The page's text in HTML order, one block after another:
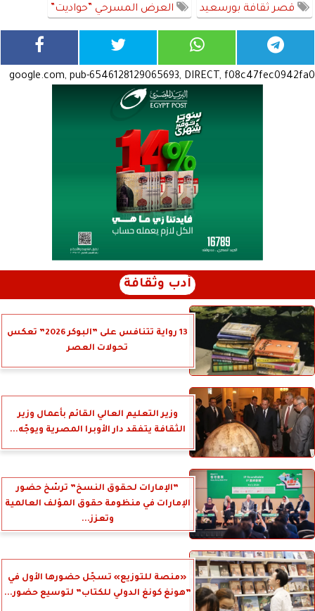
قصر ثقافة بورسعيد العرض المسرحي ”حواديت”
google.com, pub-6546128129065693, DIRECT, f08c47fec0942fa0
أدب وثقافة
13 رواية تتنافس على ”البوكر 2026” تعكس
تحولات العصر
وزير التعليم العالي القائم بأعمال وزير
الثقافة يتفقد دار الأوبرا المصرية ويوجّه...
”الإمارات لحقوق النسخ” ترسّخ حضور
الإمارات في منظومة حقوق المؤلف العالمية
وتعزز...
«منصة للتوزيع» تسجّل حضورها الأول في
”هونغ كونغ الدولي للكتاب” لتوسيع حضور...